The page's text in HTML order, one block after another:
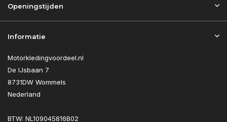
Openingstijden
Informatie
Motorkledingvoordeel.nl
De IJsbaan 7
8731DW Wommels
Nederland
BTW: NL109045816B02